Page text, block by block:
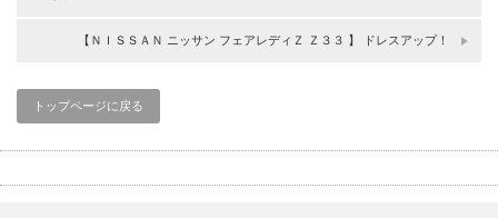
【ＮＩＳＳＡＮ ニッサン フェアレディＺ Ｚ３３ 】 ドレスアップ！
トップページに戻る